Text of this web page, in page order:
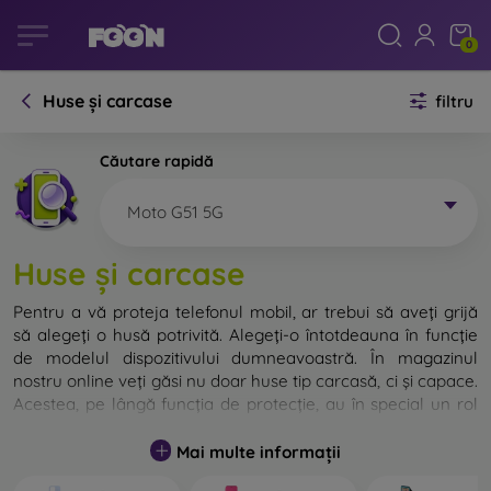
0
Huse și carcase filtru
Căutare rapidă
Moto G51 5G
Huse și carcase
Pentru a vă proteja telefonul mobil, ar trebui să aveți grijă
să alegeți o husă potrivită. Alegeți-o întotdeauna în funcție
de modelul dispozitivului dumneavoastră. În magazinul
nostru online veți găsi nu doar huse tip carcasă, ci și capace.
Acestea, pe lângă funcția de protecție, au în special un rol
Capacul pentru telefon poate fi numit și capac posterior.
Mai multe informații